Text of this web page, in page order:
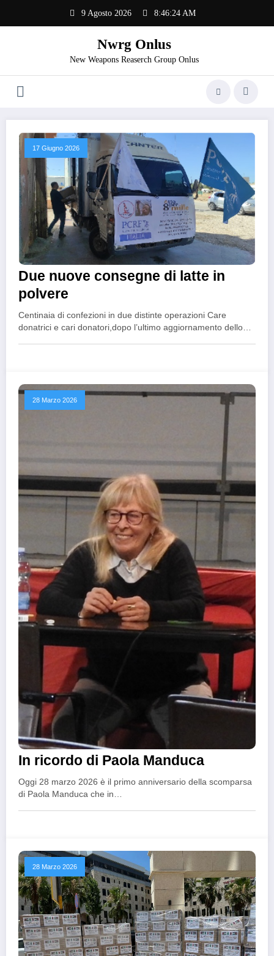
contenuto
9 Agosto 2026 8:46:25 AM
Nwrg Onlus
New Weapons Reaserch Group Onlus
17 Giugno 2026
Due nuove consegne di latte in
polvere
Centinaia di confezioni in due distinte operazioni Care
donatrici e cari donatori,dopo l’ultimo aggiornamento dello…
28 Marzo 2026
In ricordo di Paola Manduca
Oggi 28 marzo 2026 è il primo anniversario della scomparsa
di Paola Manduca che in…
28 Marzo 2026